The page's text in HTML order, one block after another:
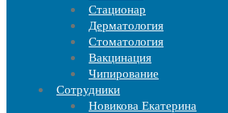
Стационар
Дерматология
Стоматология
Вакцинация
Чипирование
Cотрудники
Новикова Екатерина